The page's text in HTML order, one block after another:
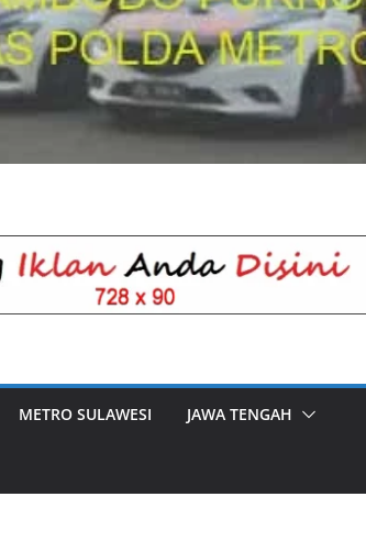
METRO SULAWESI JAWA TENGAH